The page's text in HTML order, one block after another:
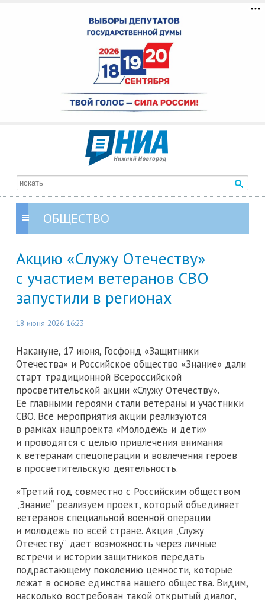
ОБЩЕСТВО
Акцию «Служу Отечеству»
с участием ветеранов СВО
запустили в регионах
18 июня 2026 16:23
Накануне, 17 июня, Госфонд «Защитники
Отечества» и Российское общество «Знание» дали
старт традиционной Всероссийской
просветительской акции «Служу Отечеству».
Ее главными героями стали ветераны и участники
СВО. Все мероприятия акции реализуются
в рамках нацпроекта «Молодежь и дети»
и проводятся с целью привлечения внимания
к ветеранам спецоперации и вовлечения героев
в просветительскую деятельность.
«Третий год совместно с Российским обществом
„Знание“ реализуем проект, который объединяет
ветеранов специальной военной операции
и молодежь по всей стране. Акция „Служу
Отечеству“ дает возможность через личные
встречи и истории защитников передать
подрастающему поколению ценности, которые
лежат в основе единства нашего общества. Видим,
насколько востребован такой открытый диалог,